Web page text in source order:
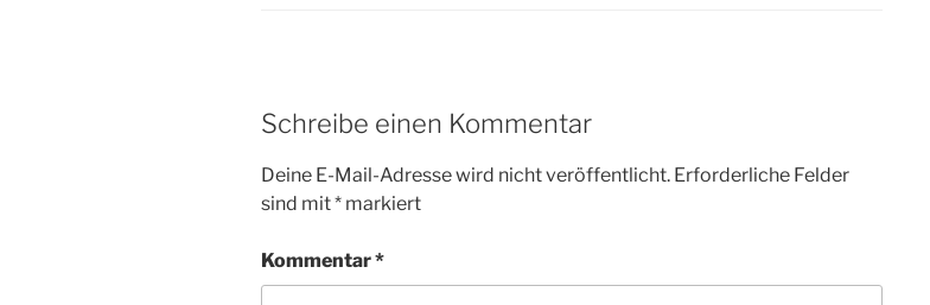
Schreibe einen Kommentar
Deine E-Mail-Adresse wird nicht veröffentlicht. Erforderliche Felder
sind mit* markiert
Kommentar*